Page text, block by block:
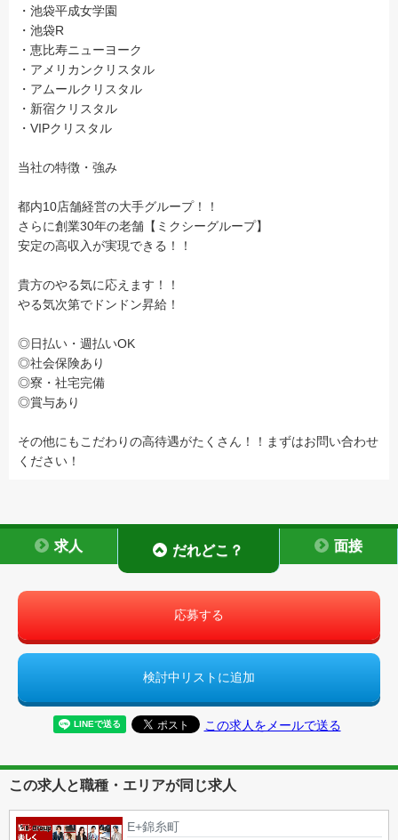
・池袋平成女学園
・池袋R
・恵比寿ニューヨーク
・アメリカンクリスタル
・アムールクリスタル
・新宿クリスタル
・VIPクリスタル
当社の特徴・強み
都内10店舗経営の大手グループ！！
さらに創業30年の老舗【ミクシーグループ】
安定の高収入が実現できる！！
貴方のやる気に応えます！！
やる気次第でドンドン昇給！
◎日払い・週払いOK
◎社会保険あり
◎寮・社宅完備
◎賞与あり
その他にもこだわりの高待遇がたくさん！！まずはお問い合わせ
ください！
求人 だれどこ？ 面接
応募する
検討中リストに追加
この求人をメールで送る
この求人と職種・エリアが同じ求人
E+錦糸町